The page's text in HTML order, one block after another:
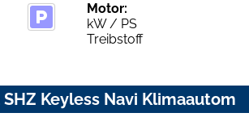
Motor:
kW / PS
Treibstoff
Keyless Navi Klimaautom